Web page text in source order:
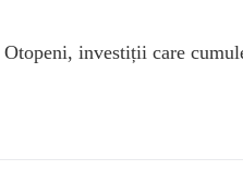
investiții care